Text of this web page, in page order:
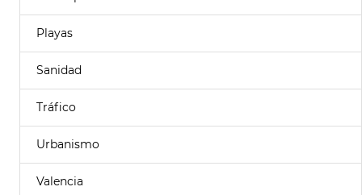
Playas
Sanidad
Tráfico
Urbanismo
Valencia